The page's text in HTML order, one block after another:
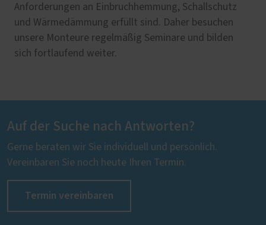
Anforderungen an Einbruchhemmung, Schallschutz
und Wärmedämmung erfüllt sind. Daher besuchen
unsere Monteure regelmäßig Seminare und bilden
sich fortlaufend weiter.
Auf der Suche nach Antworten?
Gerne beraten wir Sie individuell und persönlich.
Vereinbaren Sie noch heute Ihren Termin.
Termin vereinbaren